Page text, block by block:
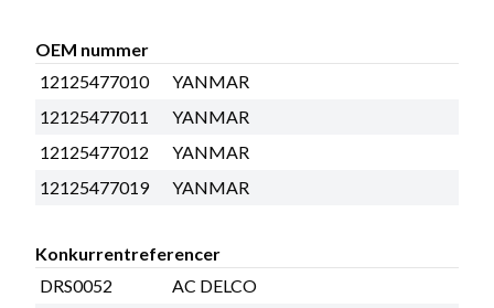
OEM nummer
12125477010
YANMAR
12125477011
YANMAR
12125477012
YANMAR
12125477019
YANMAR
Konkurrentreferencer
DRS0052
AC DELCO